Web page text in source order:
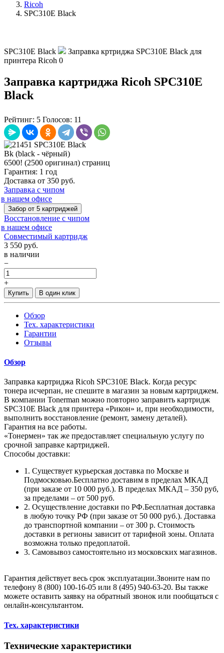
Ricoh
SPC310E Black
SPC310E Black
Заправка кртриджа SPC310E Black для
принтера Ricoh 0
Заправка картриджа Ricoh SPC310E
Black
Рейтинг: 5 Голосов: 11
Bk (black - чёрный)
6500! (2500 оригинал) страниц
Гарантия: 1 год
Доставка от 350 руб.
Заправка с чипом
в нашем офисе
Забор от 5 картриджей
Восстановление с чипом
в нашем офисе
Совместимый картридж
3 550 руб.
в наличии
−
+
Купить В один клик
Обзор
Тех. характеристики
Гарантии
Отзывы
Обзор
Заправка картриджа Ricoh SPC310E Black. Когда ресурс
тонера исчерпан, не спешите в магазин за новым картриджем.
В компании Tonerman можно повторно заправить картридж
SPC310E Black для принтера «Рикон» и, при необходимости,
выполнить восстановление (ремонт, замену деталей).
Гарантия на все работы.
«Тонермен» так же предоставляет специальную услугу по
срочной заправке картриджей.
Способы доставки:
1. Существует курьерская доставка по Москве и
Подмосковью.Бесплатно доставим в пределах МКАД
(при заказе от 10 000 руб.). В пределах МКАД – 350 руб,
за пределами – от 500 руб.
2. Осуществление доставки по РФ.Бесплатная доставка
в любую точку РФ (при заказе от 50 000 руб.). Доставка
до транспортной компании – от 300 р. Стоимость
доставки в регионы зависит от тарифной зоны. Оплата
возможна только предоплатой.
3. Самовывоз самостоятельно из московских магазинов.
Гарантия действует весь срок эксплуатации.Звоните нам по
телефону 8 (800) 100-16-05 или 8 (495) 940-63-20. Вы также
можете оставить заявку на обратный звонок или пообщаться с
онлайн-консультантом.
Тех. характеристики
Технические характеристики